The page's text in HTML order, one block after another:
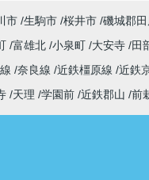
市 生駒市 桜井市 磯城郡
富雄北 小泉町 大安寺 田
奈良線 近鉄橿原線 近鉄
天理 学園前 近鉄郡山 前